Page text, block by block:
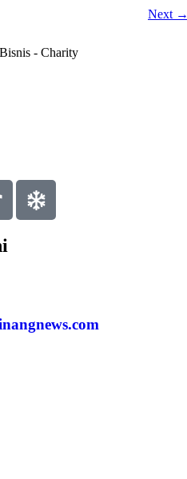
Next
- Charity